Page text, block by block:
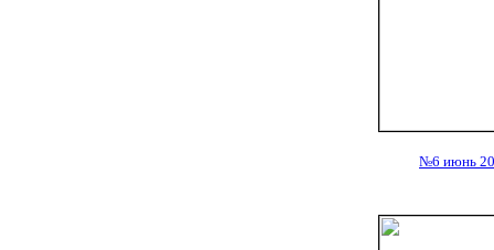
№6 июнь